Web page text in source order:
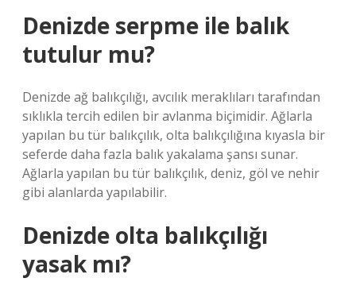
Denizde serpme ile balık
tutulur mu?
Denizde ağ balıkçılığı, avcılık meraklıları tarafından
sıklıkla tercih edilen bir avlanma biçimidir. Ağlarla
yapılan bu tür balıkçılık, olta balıkçılığına kıyasla bir
seferde daha fazla balık yakalama şansı sunar.
Ağlarla yapılan bu tür balıkçılık, deniz, göl ve nehir
gibi alanlarda yapılabilir.
Denizde olta balıkçılığı
yasak mı?